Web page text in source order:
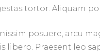
tortor. Aliquam
posuere, arcu
libero. Praesent leo